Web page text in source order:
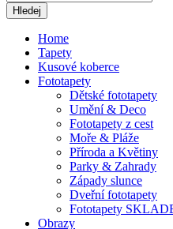
Hledej
Home
Tapety
Kusové koberce
Fototapety
Dětské fototapety
Umění & Deco
Fototapety z cest
Moře & Pláže
Příroda a Květiny
Parky & Zahrady
Západy slunce
Dveřní fototapety
Fototapety
Obrazy